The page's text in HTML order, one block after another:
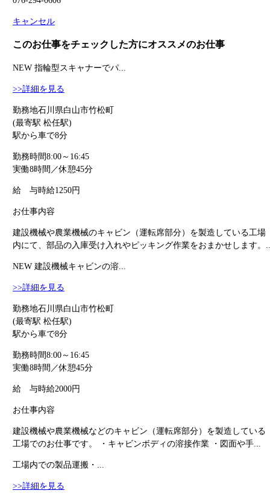
キャンセル
このお仕事をチェックした方にオススメのお仕事
NEW指輪型スキャナーでパ...
>>詳細を見る
勤務地石川県白山市竹松町
(最寄駅 松任駅)
駅から車で8分
勤務時間8:00～16:45
実働8時間／休憩45分
給 与時給1250円
お仕事内容
建設機械や農業機械のキャビン（運転席部分）を製造している工場
内にて、部品の入庫受け入れやピッキング作業をおまかせします。
NEW建設機械キャビンの溶...
>>詳細を見る
勤務地石川県白山市竹松町
(最寄駅 松任駅)
駅から車で8分
勤務時間8:00～16:45
実働8時間／休憩45分
給 与時給2000円
お仕事内容
建設機械や農業機械などのキャビン（運転席部分）を製造している
工場でのお仕事です。 ・キャビンボディの溶接作業 ・図面や手...
工場内での製品運搬・...
>>詳細を見る